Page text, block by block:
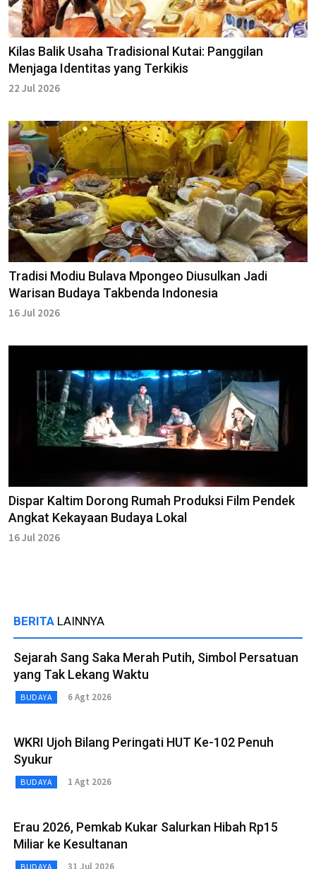
Kilas Balik Usaha Tradisional Kutai: Panggilan
Menjaga Identitas yang Terkikis
22 Jul 2026
Tradisi Modiu Bulava Mpongeo Diusulkan Jadi
Warisan Budaya Takbenda Indonesia
16 Jul 2026
Dispar Kaltim Dorong Rumah Produksi Film Pendek
Angkat Kekayaan Budaya Lokal
16 Jul 2026
BERITA LAINNYA
Sejarah Sang Saka Merah Putih, Simbol Persatuan
yang Tak Lekang Waktu
BUDAYA 6 Agt 2026
WKRI Ujoh Bilang Peringati HUT Ke-102 Penuh
Syukur
BUDAYA 1 Agt 2026
Erau 2026, Pemkab Kukar Salurkan Hibah Rp15
Miliar ke Kesultanan
BUDAYA 31 Jul 2026